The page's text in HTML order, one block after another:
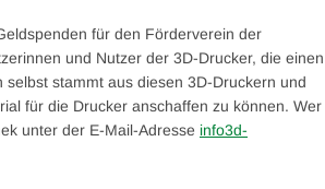
für den Förderverein der
und Nutzer der 3D-Drucker, die einen
stammt aus diesen 3D-Druckern und
für die Drucker anschaffen zu können. Wer
unter der E-Mail-Adresse info3d-